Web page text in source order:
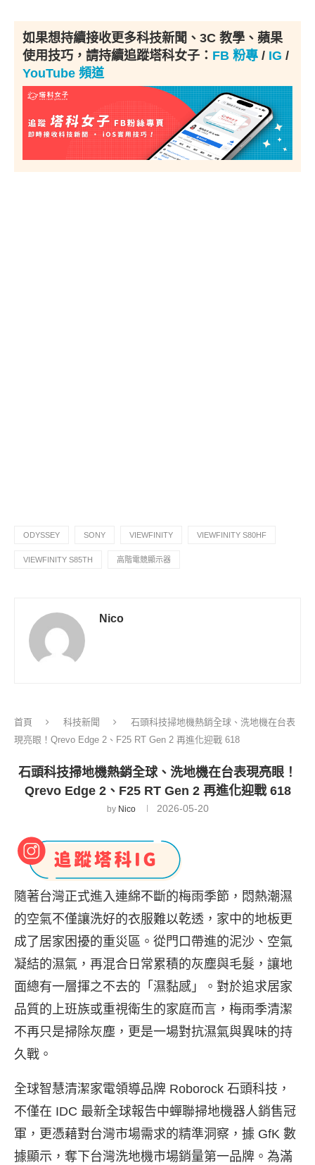
如果想持續接收更多科技新聞、3C 教學、蘋果
使用技巧，請持續追蹤塔科女子： FB 粉專 / IG /
YouTube 頻道
ODYSSEY SONY VIEWFINITY VIEWFINITY S80HF
VIEWFINITY S85TH 高階電競顯示器
Nico
首頁 科技新聞
石頭科技掃地機熱銷全球、洗地機在台表
現亮眼！Qrevo Edge 2、F25 RT Gen 2 再進化迎戰 618
石頭科技掃地機熱銷全球、洗地機在台表現亮眼！
Qrevo Edge 2、F25 RT Gen 2 再進化迎戰 618
by Nico 2026-05-20
隨著台灣正式進入連綿不斷的梅雨季節，悶熱潮濕
的空氣不僅讓洗好的衣服難以乾透，家中的地板更
成了居家困擾的重災區。從門口帶進的泥沙、空氣
凝結的濕氣，再混合日常累積的灰塵與毛髮，讓地
面總有一層揮之不去的「濕黏感」。對於追求居家
品質的上班族或重視衛生的家庭而言，梅雨季清潔
不再只是掃除灰塵，更是一場對抗濕氣與異味的持
久戰。
全球智慧清潔家電領導品牌 Roborock 石頭科技，
不僅在 IDC 最新全球報告中蟬聯掃地機器人銷售冠
軍 ，更憑藉對台灣市場需求的精準洞察，據 GfK 數
據顯示 ，奪下台灣洗地機市場銷量第一品牌。為滿